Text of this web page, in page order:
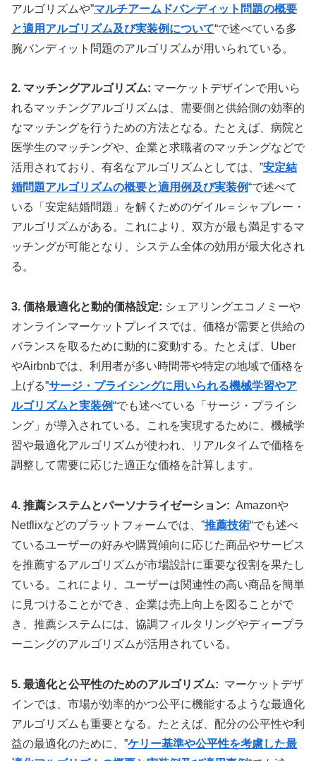
アルゴリズムや”マルチアームドバンディット問題の概要
と適用アルゴリズム及び実装例について“で述べている多
腕バンディット問題のアルゴリズムが用いられている。
2. マッチングアルゴリズム: マーケットデザインで用いら
れるマッチングアルゴリズムは、需要側と供給側の効率的
なマッチングを行うための方法となる。たとえば、病院と
医学生のマッチングや、企業と求職者のマッチングなどで
活用されており、有名なアルゴリズムとしては、”安定結
婚問題アルゴリズムの概要と適用例及び実装例“で述べて
いる「安定結婚問題」を解くためのゲイル＝シャプレー・
アルゴリズムがある。これにより、双方が最も満足するマ
ッチングが可能となり、システム全体の効用が最大化され
る。
3. 価格最適化と動的価格設定: シェアリングエコノミーや
オンラインマーケットプレイスでは、価格が需要と供給の
バランスを取るために動的に変動する。たとえば、Uber
やAirbnbでは、利用者が多い時間帯や特定の地域で価格を
上げる”サージ・プライシングに用いられる機械学習やア
ルゴリズムと実装例“でも述べている「サージ・プライシ
ング」が導入されている。これを実現するために、機械学
習や最適化アルゴリズムが使われ、リアルタイムで価格を
調整して需要に応じた適正な価格を計算します。
4. 推薦システムとパーソナライゼーション: Amazonや
Netflixなどのプラットフォームでは、”推薦技術“でも述べ
ているユーザーの好みや購買傾向に応じた商品やサービス
を推薦するアルゴリズムが市場設計に重要な役割を果たし
ている。これにより、ユーザーは関連性の高い商品を簡単
に見つけることができ、企業は売上向上を図ることがで
き、推薦システムには、協調フィルタリングやディープラ
ーニングのアルゴリズムが活用されている。
5. 最適化と公平性のためのアルゴリズム: マーケットデザ
インでは、市場が効率的かつ公平に機能するような最適化
アルゴリズムも重要となる。たとえば、配分の公平性や利
益の最適化のために、”ケリー基準や公平性を考慮した最